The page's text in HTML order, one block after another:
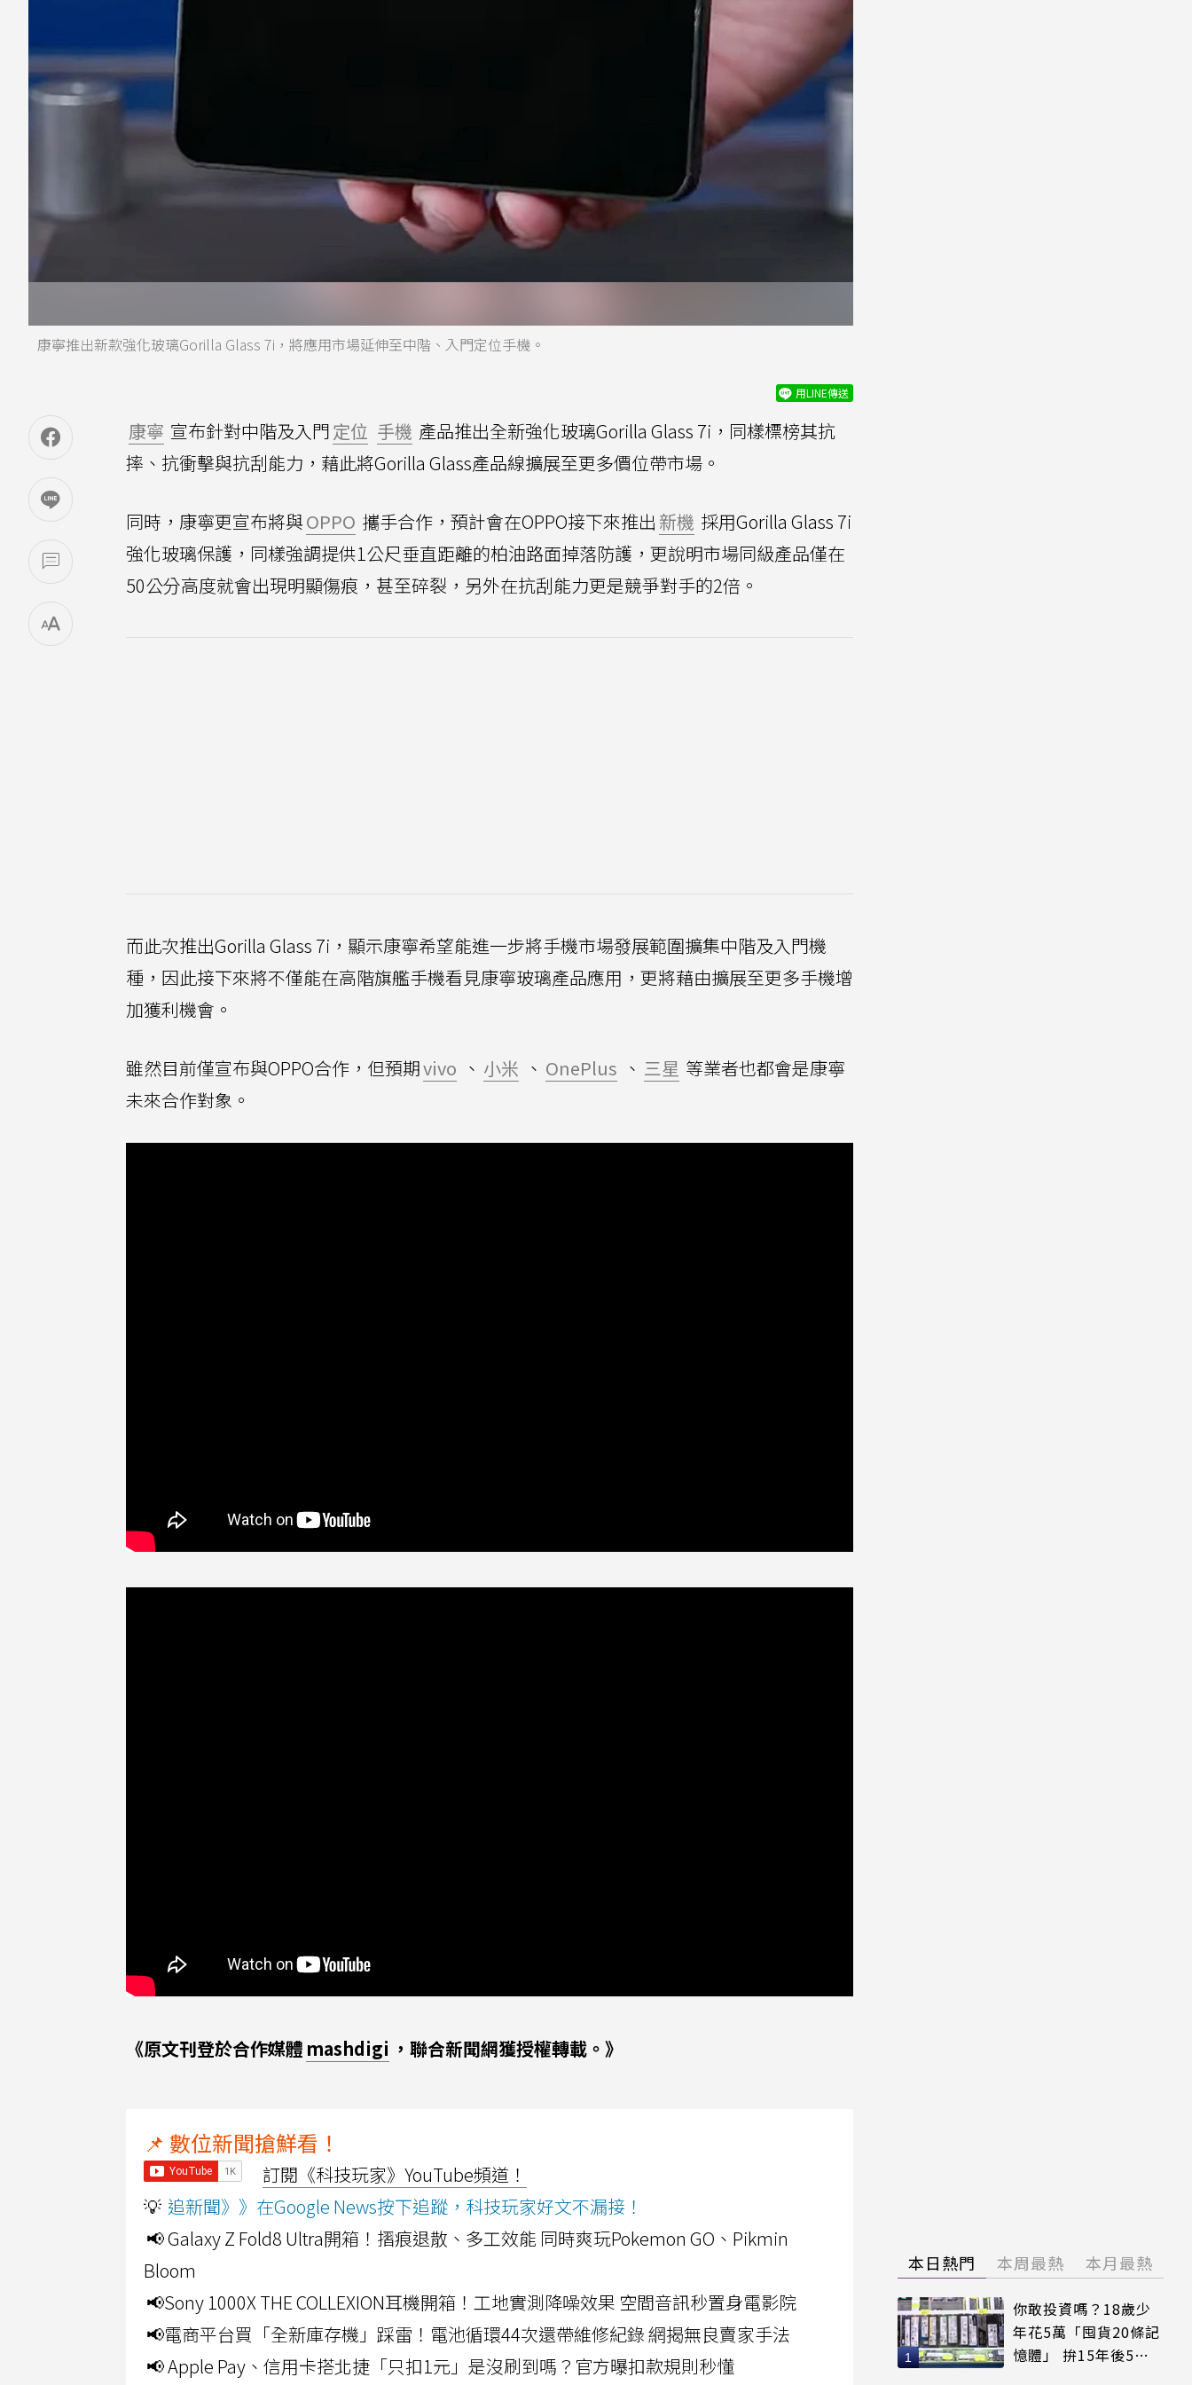
康寧推出新款強化玻璃Gorilla Glass 7i，將應用市場延伸至中階、入門定位手機。
用LINE傳送
康寧 宣布針對中階及入門定位 手機 產品推出全新強化玻璃Gorilla Glass 7i，同樣標榜其抗
摔、抗衝擊與抗刮能力，藉此將Gorilla Glass產品線擴展至更多價位帶市場。
同時，康寧更宣布將與OPPO 攜手合作，預計會在OPPO接下來推出 新機 採用Gorilla Glass 7i
強化玻璃保護，同樣強調提供1公尺垂直距離的柏油路面掉落防護，更說明市場同級產品僅在
50公分高度就會出現明顯傷痕，甚至碎裂，另外在抗刮能力更是競爭對手的2倍。
而此次推出Gorilla Glass 7i，顯示康寧希望能進一步將手機市場發展範圍擴集中階及入門機
種，因此接下來將不僅能在高階旗艦手機看見康寧玻璃產品應用，更將藉由擴展至更多手機增
加獲利機會。
雖然目前僅宣布與OPPO合作，但預期vivo 、 小米 、 OnePlus 、 三星 等業者也都會是康寧
未來合作對象。
《原文刊登於合作媒體 mashdigi ，聯合新聞網獲授權轉載。》
📌 數位新聞搶鮮看！
訂閱《科技玩家》YouTube頻道！
💡 追新聞》》在Google News按下追蹤，科技玩家好文不漏接！
📢 Galaxy Z Fold8 Ultra開箱！摺痕退散、多工效能 同時爽玩Pokemon GO、Pikmin
Bloom
📢Sony 1000X THE COLLEXION耳機開箱！工地實測降噪效果 空間音訊秒置身電影院
📢電商平台買「全新庫存機」踩雷！電池循環44次還帶維修紀錄 網揭無良賣家手法
📢 Apple Pay、信用卡搭北捷「只扣1元」是沒刷到嗎？官方曝扣款規則秒懂
本日熱門 本周最熱 本月最熱
你敢投資嗎？18歲少
年花5萬「囤貨20條記
憶體」 拚15年後5倍